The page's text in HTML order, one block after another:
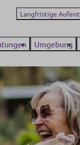
Langfristige
Umgebung